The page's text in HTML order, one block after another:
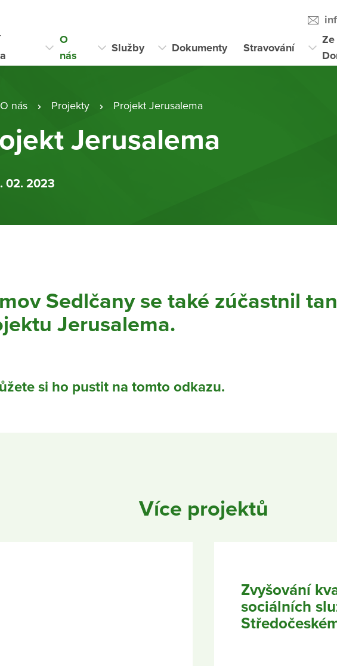
O
nás
Služby Dokumenty Stravování
O nás Projekty Projekt Jerusalema
Jerusalema
02. 2023
Sedlčany se také zúčastnil
Jerusalema.
si ho pustit na tomto odkazu.
Více projektů
Zvyšování
sociálních